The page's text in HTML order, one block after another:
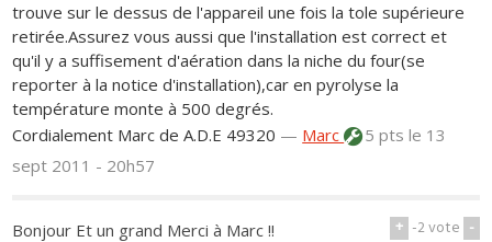
trouve sur le dessus de l'appareil une fois la tole supérieure
retirée.Assurez vous aussi que l'installation est correct et
qu'il y a suffisement d'aération dans la niche du four(se
reporter à la notice d'installation),car en pyrolyse la
température monte à 500 degrés.
Cordialement Marc de A.D.E 49320 — Marc 5 ptsle 13
sept 2011 - 20h57
+ -2vote -
Bonjour Et un grand Merci à Marc !!